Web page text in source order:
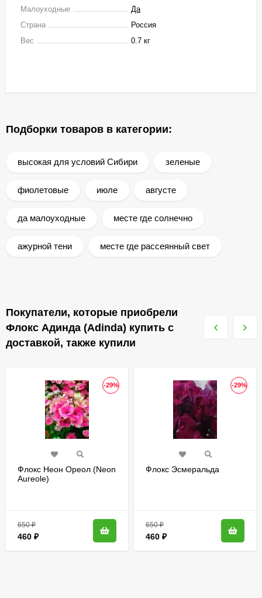
Малоуходные
Да
Страна
Россия
Вес
0.7 кг
Подборки товаров в категории:
высокая для условий Сибири зеленые
фиолетовые июле августе
да малоуходные месте где солнечно
ажурной тени месте где рассеянный свет
Покупатели, которые приобрели
Флокс Адинда (Adinda) купить с
доставкой, также купили
-29%
Флокс Неон Ореол (Neon
Aureole)
650₽
460 ₽
-29%
Флокс Эсмеральда
650₽
460 ₽